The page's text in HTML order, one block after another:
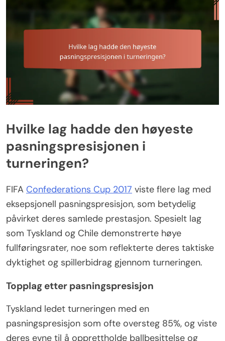
Hvilke lag hadde den høyeste
pasningspresisjonen i
turneringen?
FIFA Confederations Cup 2017 viste flere lag med
eksepsjonell pasningspresisjon, som betydelig
påvirket deres samlede prestasjon. Spesielt lag
som Tyskland og Chile demonstrerte høye
fullføringsrater, noe som reflekterte deres taktiske
dyktighet og spillerbidrag gjennom turneringen.
Topplag etter pasningspresisjon
Tyskland ledet turneringen med en
pasningspresisjon som ofte oversteg 85%, og viste
deres evne til å opprettholde ballbesittelse og